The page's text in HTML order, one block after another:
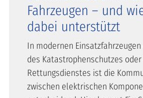
Fahrzeugen – und
dabei unterstützt
In modernen Einsatzfahrzeugen
des Katastrophenschutzes oder
Rettungsdienstes ist die
zwischen elektrischen